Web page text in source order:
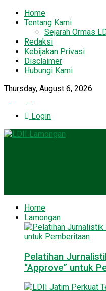
Home
Tentang Kami
Sejarah Ormas
Redaksi
Kebijakan Privasi
Disclaimer
Hubungi Kami
Thursday, August 6, 2026
Login
Home
Lamongan
Pelatihan
“Approve” untuk